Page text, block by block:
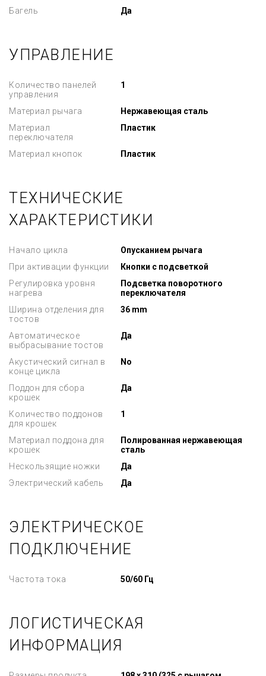
Багель
Да
УПРАВЛЕНИЕ
Количество панелей
управления
1
Материал рычага
Нержавеющая сталь
Материал
переключателя
Пластик
Материал кнопок Пластик
ТЕХНИЧЕСКИЕ
ХАРАКТЕРИСТИКИ
Начало цикла
Опусканием рычага
При активации функции
Кнопки с подсветкой
Регулировка уровня
нагрева
Подсветка поворотного
переключателя
Ширина отделения для
тостов
36 mm
Автоматическое
выбрасывание тостов
Да
Акустический сигнал в
конце цикла
No
Поддон для сбора
крошек
Да
Количество поддонов
для крошек
1
Материал поддона для
крошек
Полированная нержавеющая
сталь
Нескользящие ножки
Да
Электрический кабель
Да
ЭЛЕКТРИЧЕСКОЕ
ПОДКЛЮЧЕНИЕ
Частота тока 50/60 Гц
ЛОГИСТИЧЕСКАЯ
ИНФОРМАЦИЯ